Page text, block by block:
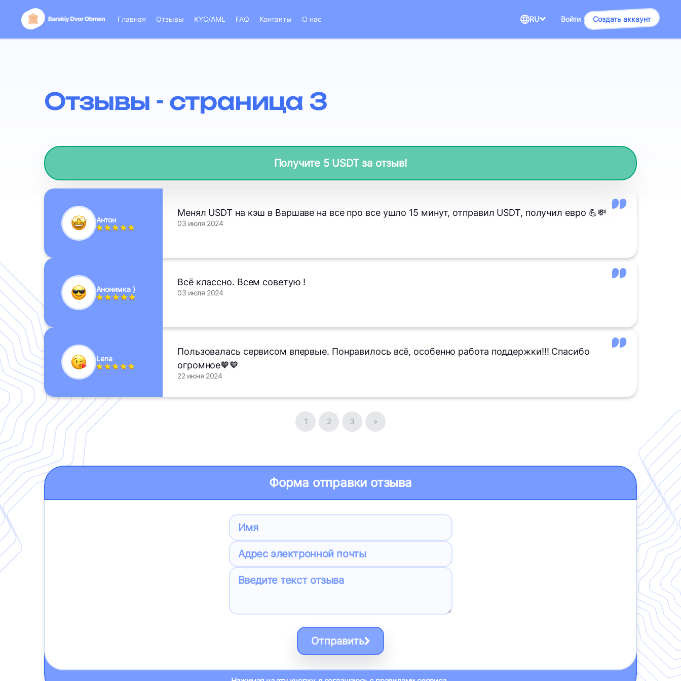
Главная Отзывы KYC/AML FAQ Контакты О нас RU Войти Создать аккаунт
Отзывы - страница 3
Получите 5 USDT за отзыв!
Антон
Менял USDT на кэш в Варшаве на все про все ушло 15 минут, отправил USDT, получил евро 💪💸
03 июля 2024
Анонимка )
Всё классно. Всем советую !
03 июля 2024
Lena
Пользовалась сервисом впервые. Понравилось всё, особенно работа поддержки!!! Спасибо
огромное🧡🧡
22 июня 2024
1 2 3 »
Форма отправки отзыва
Отправить